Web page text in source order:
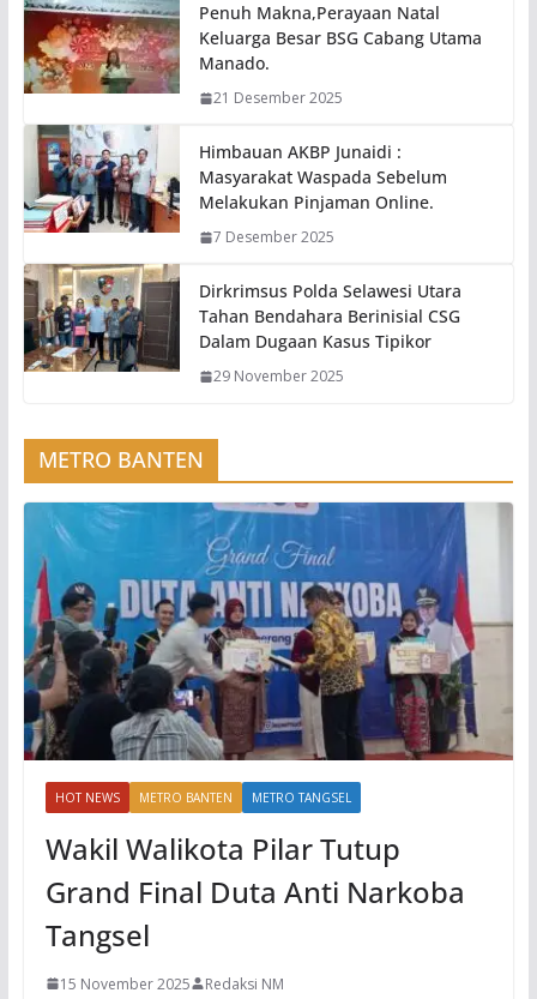
Penuh Makna,Perayaan Natal
Keluarga Besar BSG Cabang Utama
Manado.
21 Desember 2025
Himbauan AKBP Junaidi :
Masyarakat Waspada Sebelum
Melakukan Pinjaman Online.
7 Desember 2025
Dirkrimsus Polda Selawesi Utara
Tahan Bendahara Berinisial CSG
Dalam Dugaan Kasus Tipikor
29 November 2025
METRO BANTEN
HOT NEWS METRO BANTEN METRO TANGSEL
Wakil Walikota Pilar Tutup
Grand Final Duta Anti Narkoba
Tangsel
15 November 2025 Redaksi NM